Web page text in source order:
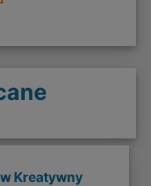
Kreatywny